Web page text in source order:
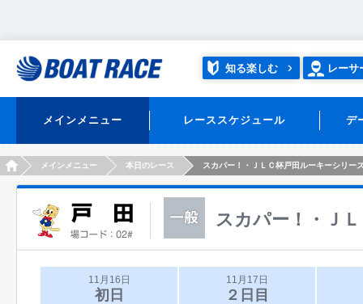
知る楽しむ レーサ
メインメニュー レーススケジュール デ
HOMEメインメニュー 本日のレース スカパー！・ＪＬＣ杯戸田ルーキーシリー
スカパー！・Ｊ
11月16日
初日
11月17日
２日目